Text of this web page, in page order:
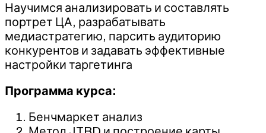
Научимся анализировать и составлять
портрет ЦА, разрабатывать
медиастратегию, парсить аудиторию
конкурентов и задавать эффективные
настройки таргетинга
Программа курса:
Бенчмаркет анализ